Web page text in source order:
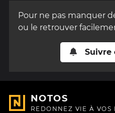
Pour ne pas manquer
ou le retrouver
Suivre
NOTOS
REDONNEZ VIE À VOS